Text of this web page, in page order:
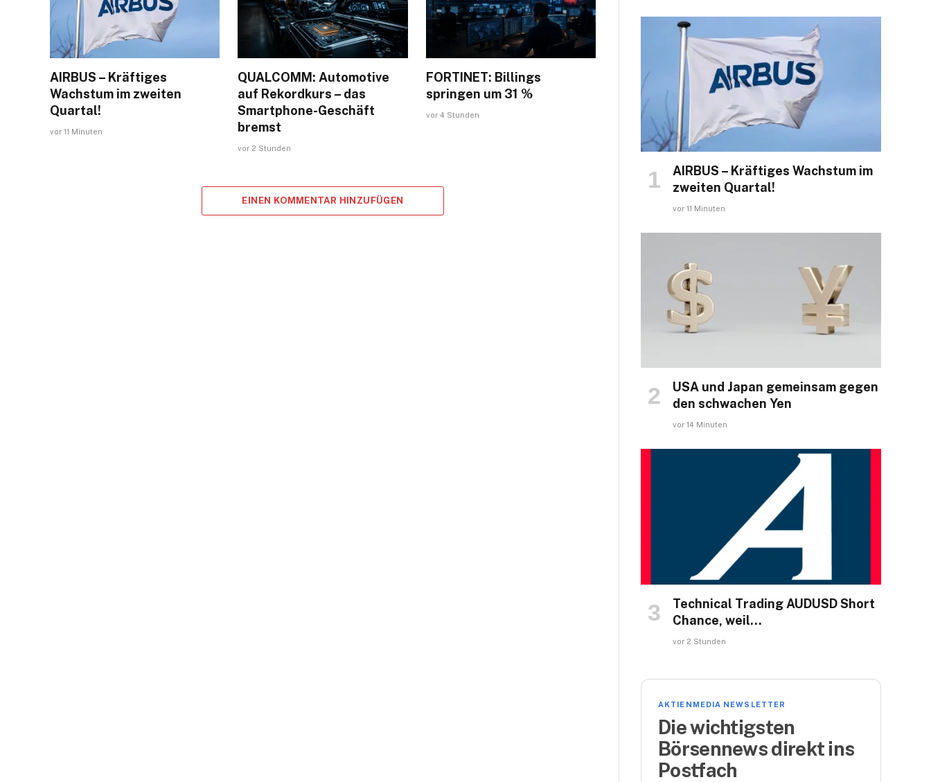
AIRBUS – Kräftiges
Wachstum im zweiten
Quartal!
vor 11 Minuten
QUALCOMM: Automotive
auf Rekordkurs – das
Smartphone-Geschäft
bremst
vor 2 Stunden
FORTINET: Billings
springen um 31 %
vor 4 Stunden
EINEN KOMMENTAR HINZUFÜGEN
AIRBUS – Kräftiges Wachstum im
zweiten Quartal!
vor 11 Minuten
USA und Japan gemeinsam gegen
den schwachen Yen
vor 14 Minuten
Technical Trading AUDUSD Short
Chance, weil…
vor 2 Stunden
AKTIENMEDIA NEWSLETTER
Die wichtigsten
Börsennews direkt ins
Postfach